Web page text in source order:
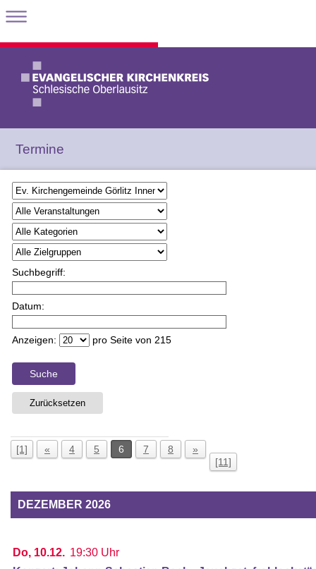
Termine
Suchbegriff:
Datum:
Anzeigen: pro Seite von 215
Suche
Zurücksetzen
[1] « 4 5 6 7 8
»
[11]
DEZEMBER 2026
Do, 10.12. 19:30 Uhr